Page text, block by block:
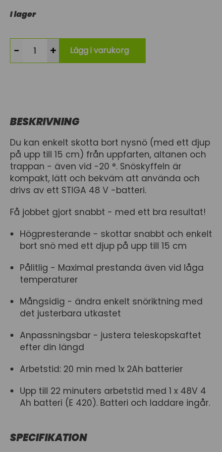
I lager
- + Lägg i varukorg
BESKRIVNING
Du kan enkelt skotta bort nysnö (med ett djup
på upp till 15 cm) från uppfarten, altanen och
trappan - även vid -20 °. Snöskyffeln är
kompakt, lätt och bekväm att använda och
drivs av ett STIGA 48 V -batteri.
Få jobbet gjort snabbt - med ett bra resultat!
Högpresterande - skottar snabbt och enkelt
bort snö med ett djup på upp till 15 cm
Pålitlig - Maximal prestanda även vid låga
temperaturer
Mångsidig - ändra enkelt snöriktning med
det justerbara utkastet
Anpassningsbar - justera teleskopskaftet
efter din längd
Arbetstid: 20 min med 1x 2Ah batterier
Upp till 22 minuters arbetstid med 1 x 48V 4
Ah batteri (E 420). Batteri och laddare ingår.
SPECIFIKATION